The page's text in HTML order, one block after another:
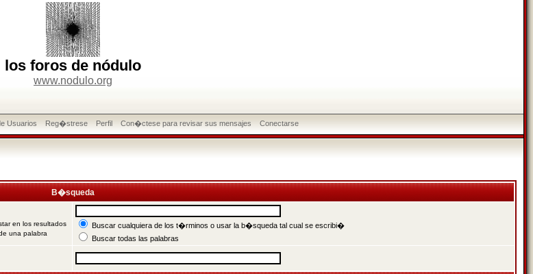
los foros de nódulo
www.nodulo.org
Usuarios Reg�strese Perfil Con�ctese para revisar sus mensajes Conectarse
B�squeda
en los resultados
una palabra
Buscar cualquiera de los t�rminos o usar la b�squeda tal cual se escribi�
Buscar todas las palabras